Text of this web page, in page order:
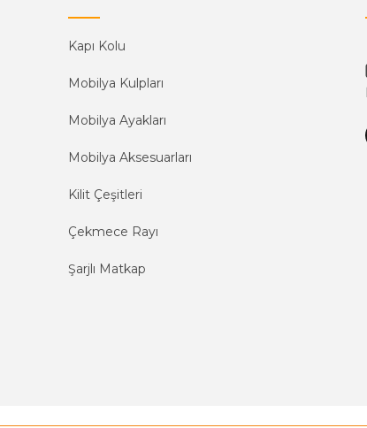
Kapı Kolu
Mobilya Kulpları
Mobilya Ayakları
Mobilya Aksesuarları
Kilit Çeşitleri
Çekmece Rayı
Şarjlı Matkap